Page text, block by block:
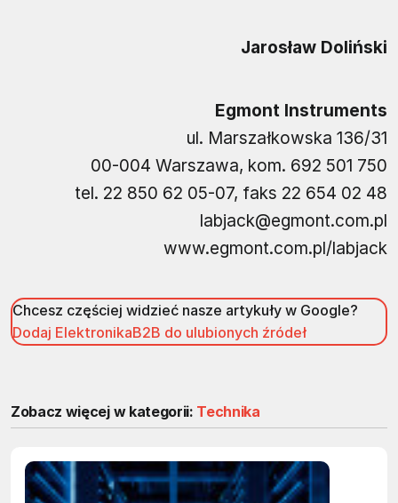
Jarosław Doliński
Egmont Instruments
ul. Marszałkowska 136/31
00-004 Warszawa, kom. 692 501 750
tel. 22 850 62 05-07, faks 22 654 02 48
labjack@egmont.com.pl
www.egmont.com.pl/labjack
Chcesz częściej widzieć nasze artykuły w Google?
Dodaj ElektronikaB2B do ulubionych źródeł
Zobacz więcej w kategorii: Technika